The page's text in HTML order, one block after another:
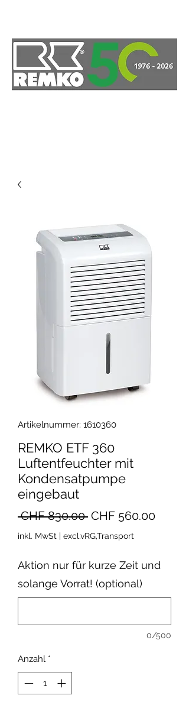
Artikelnummer: 1610360
REMKO ETF 360
Luftentfeuchter mit
Kondensatpumpe
eingebaut
CHF 830.00 Standardpreis
CHF 560.00Sale-
inkl. MwSt | excl.vRG,Transport
Aktion nur für kurze Zeit und
solange Vorrat! (optional)
0/500
Anzahl *